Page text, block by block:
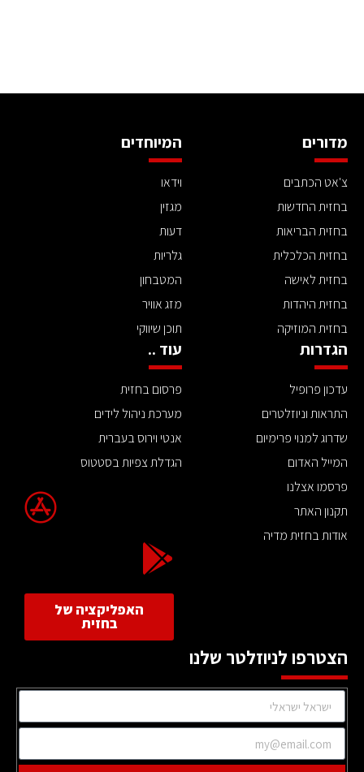
מדורים
צ'אט הכתבים
בחזית החדשות
בחזית הבריאות
בחזית הכלכלית
בחזית לאישה
בחזית היהדות
בחזית המוזיקה
המיוחדים
וידאו
מגזין
דעות
גלריות
המטבחון
מזג אוויר
תוכן שיווקי
הגדרות
עדכון פרופיל
התראות וניוזלטרים
שדרוג למנוי פרימיום
המייל האדום
פרסמו אצלנו
תקנון האתר
אודות בחזית מדיה
עוד ..
פרסום בחזית
מערכת ניהול לידים
אנטי וירוס בעברית
הגדלת צפיות בסטטוס
האפליקציה של
בחזית
הצטרפו לניוזלטר שלנו